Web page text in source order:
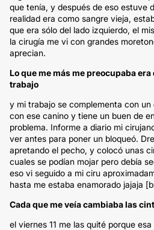
que tenía, y después de eso estuve
realidad era como sangre vieja,
que era sólo del lado izquierdo, el
la cirugía me vi con grandes
aprecian.
Lo que me más me preocupaba
trabajo
y mi trabajo se complementa con
con ese canino y tiene un buen de
problema. Informe a diario mi
ver antes para poner un bloqueó.
apretando el pecho, y colocó unas
cuales se podían mojar pero debía
eso vi seguido a mi ciru
hasta me estaba enamorado jajaja
Cada que me veía cambiaba las
el viernes 11 me las quité porque